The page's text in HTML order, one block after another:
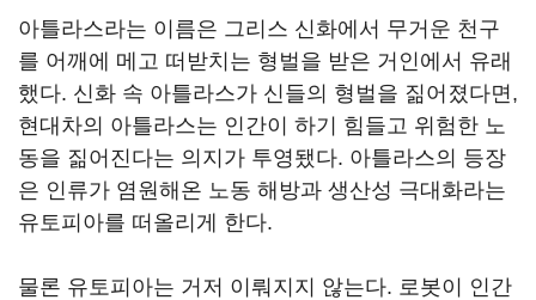
아틀라스라는 이름은 그리스 신화에서 무거운 천구
를 어깨에 메고 떠받치는 형벌을 받은 거인에서 유래
했다. 신화 속 아틀라스가 신들의 형벌을 짊어졌다면,
현대차의 아틀라스는 인간이 하기 힘들고 위험한 노
동을 짊어진다는 의지가 투영됐다. 아틀라스의 등장
은 인류가 염원해온 노동 해방과 생산성 극대화라는
유토피아를 떠올리게 한다.
물론 유토피아는 거저 이뤄지지 않는다. 로봇이 인간